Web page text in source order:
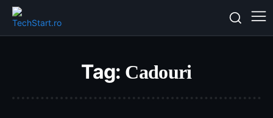
Tag: Cadouri